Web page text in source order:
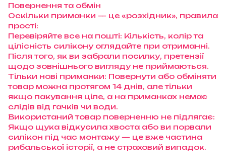
Повернення та обмін
Оскільки приманки — це «розхідник», правила
прості:
Перевіряйте все на пошті: Кількість, колір та
цілісність силікону оглядайте при отриманні.
Після того, як ви забрали посилку, претензії
щодо зовнішнього вигляду не приймаються.
Тільки нові приманки: Повернути або обміняти
товар можна протягом 14 днів, але тільки
якщо пакування ціле, а на приманках немає
слідів від гачків чи води.
Використаний товар поверненню не підлягає:
Якщо щука відкусила хвоста або ви порвали
силікон під час монтажу — це вже частина
рибальської історії, а не страховий випадок.